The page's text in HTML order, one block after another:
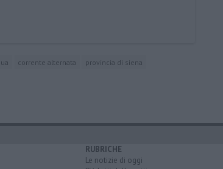
corrente alternata
provincia di siena
RUBRICHE
Le notizie di oggi